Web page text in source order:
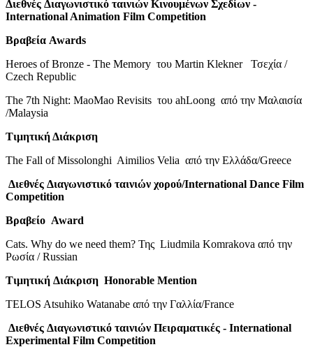
Διεθνές Διαγωνιστικό ταινιών Κινουμένων Σχεδίων -
International Animation Film Competition
Βραβεία Awards
Heroes of Bronze - The Memory του Martin Klekner Τσεχία /
Czech Republic
The 7th Night: MaoMao Revisits του ahLoong από την Μαλαισία
/Malaysia
Τιμητική Διάκριση
The Fall of Missolonghi Aimilios Velia από την Ελλάδα/Greece
Διεθνές Διαγωνιστικό ταινιών χορού/International Dance Film
Competition
Βραβείο Award
Cats. Why do we need them? Της Liudmila Komrakova από την
Ρωσία / Russian
Τιμητική Διάκριση Honorable Mention
TELOS Atsuhiko Watanabe από την Γαλλία/France
Διεθνές Διαγωνιστικό ταινιών Πειραματικές - International
Experimental Film Competition